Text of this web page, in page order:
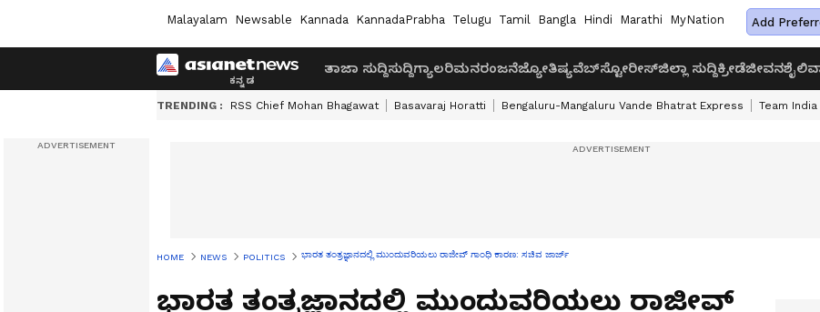
Malayalam Newsable Kannada KannadaPrabha Telugu Tamil Bangla Hindi Marathi MyNation Add
ತಾಜಾ ಸುದ್ದಿಸುದ್ದಿಗ್ಯಾಲರಿಮನರಂಜನೆಜ್ಯೋತಿಷ್ಯವೆಬ್‌ಸ್ಟೋರೀಸ್ಜಿಲ್ಲಾ ಸುದ್ದಿಕ್ರೀಡೆಜೀವನಶೈಲಿ
TRENDING : RSS Chief Mohan Bhagawat Basavaraj Horatti Bengaluru-Mangaluru Vande Bhatrat Express Team
HOME NEWS POLITICS ಭಾರತ ತಂತ್ರಜ್ಞಾನದಲ್ಲಿ ಮುಂದುವರಿಯಲು ರಾಜೀವ್‌ ಗಾಂಧಿ ಕಾರಣ: ಸಚಿವ ಜಾರ್ಜ್‌
ಭಾರತ ತಂತ್ರಜ್ಞಾನದಲ್ಲಿ ಮುಂದುವರಿಯಲು ರಾಜೀವ್‌